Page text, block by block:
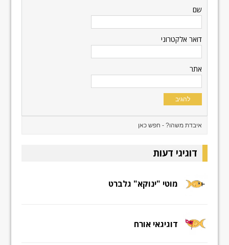
שם
דואר אלקטרוני
אתר
דוגיגי דעות
מוטי "ינוקא" גלברט
דוגיגאי אורח